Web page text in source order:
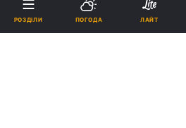
в швейную мастерскую
себя в
РОЗДІЛИ ПОГОДА ЛАЙТ